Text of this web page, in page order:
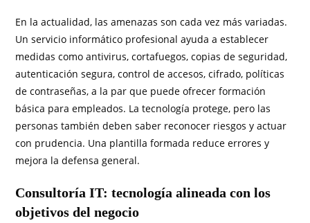
En la actualidad, las amenazas son cada vez más variadas.
Un servicio informático profesional ayuda a establecer
medidas como antivirus, cortafuegos, copias de seguridad,
autenticación segura, control de accesos, cifrado, políticas
de contraseñas, a la par que puede ofrecer formación
básica para empleados. La tecnología protege, pero las
personas también deben saber reconocer riesgos y actuar
con prudencia. Una plantilla formada reduce errores y
mejora la defensa general.
Consultoría IT: tecnología alineada con los
objetivos del negocio